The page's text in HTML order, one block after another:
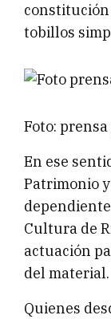
constitución
tobillos
Foto:
En ese
Patrimonio
Cultura de
actuación
del material.
Quienes